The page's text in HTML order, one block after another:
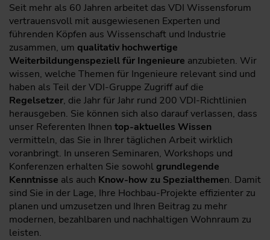
Seit mehr als 60 Jahren arbeitet das VDI Wissensforum
vertrauensvoll mit ausgewiesenen Experten und
führenden Köpfen aus Wissenschaft und Industrie
zusammen, um qualitativ hochwertige
Weiterbildungenspeziell für Ingenieure anzubieten. Wir
wissen, welche Themen für Ingenieure relevant sind und
haben als Teil der VDI-Gruppe Zugriff auf die
Regelsetzer, die Jahr für Jahr rund 200 VDI-Richtlinien
herausgeben. Sie können sich also darauf verlassen, dass
unser Referenten Ihnen top-aktuelles Wissen
vermitteln, das Sie in Ihrer täglichen Arbeit wirklich
voranbringt. In unseren Seminaren, Workshops und
Konferenzen erhalten Sie sowohl grundlegende
Kenntnisse als auch Know-how zu Spezialthemen. Damit
sind Sie in der Lage, Ihre Hochbau-Projekte effizienter zu
planen und umzusetzen und Ihren Beitrag zu mehr
modernen, bezahlbaren und nachhaltigen Wohnraum zu
leisten.